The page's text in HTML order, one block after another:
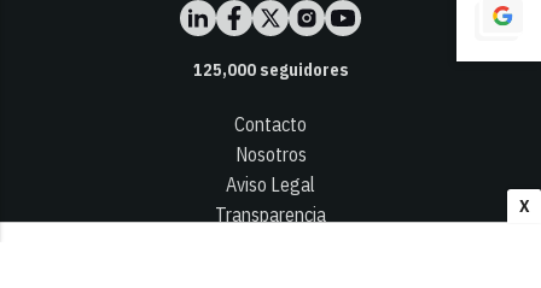
X
125,000seguidores
Contacto
Nosotros
Aviso Legal
Transparencia